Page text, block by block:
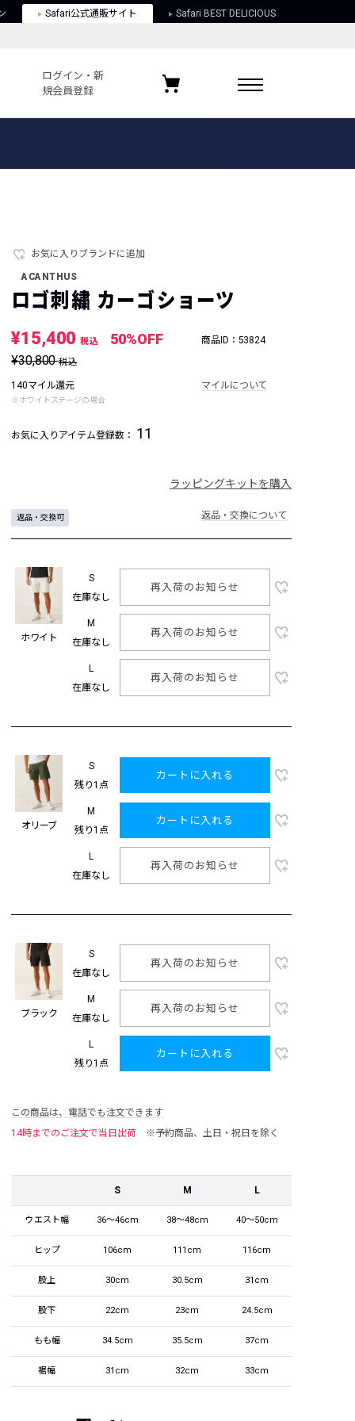
Safari公式通販サイト Safari BEST DELICIOUS
ログイン・新
規会員登録
リシー
お気に入りブランド
お気に入りブランドに追加
ACANTHUS
ロゴ刺繍 カーゴショーツ
¥15,400税込 50%OFF 商品ID：53824
¥30,800税込
140マイル還元
※ホワイトステージの場合
マイルについて
お気に入りアイテム登録数： 11
ラッピングキットを購入
返品・交換可 返品・交換について
ホワイト
S
在庫なし
再入荷のお知らせ
M
在庫なし
再入荷のお知らせ
L
在庫なし
再入荷のお知らせ
オリーブ
S
残り1点
カートに入れる
M
残り1点
カートに入れる
L
在庫なし
再入荷のお知らせ
ブラック
S
在庫なし
再入荷のお知らせ
M
在庫なし
再入荷のお知らせ
L
残り1点
カートに入れる
この商品は、電話でも注文できます
14時までのご注文で当日出荷
※予約商品、土日・祝日を除く
S M L
ウエスト幅 36～46cm 38～48cm 40～50cm
ヒップ 106cm 111cm 116cm
股上 30cm 30.5cm 31cm
股下 22cm 23cm 24.5cm
もも幅 34.5cm 35.5cm 37cm
裾幅 31cm 32cm 33cm